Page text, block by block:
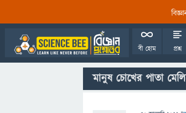
বী হোম প্রশ্ন
মানুষ চোখের পাতা